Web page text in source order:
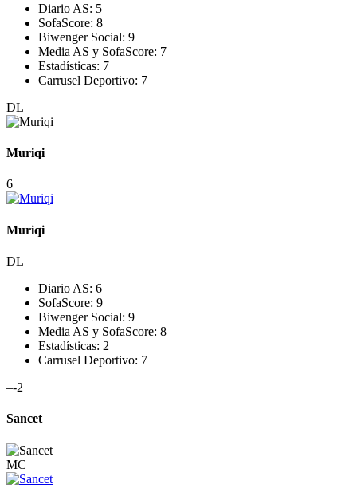
Diario AS: 5
SofaScore: 8
Biwenger Social: 9
Media AS y SofaScore: 7
Estadísticas: 7
Carrusel Deportivo: 7
DL
Muriqi
6
Muriqi
DL
Diario AS: 6
SofaScore: 9
Biwenger Social: 9
Media AS y SofaScore: 8
Estadísticas: 2
Carrusel Deportivo: 7
–-2
Sancet
MC